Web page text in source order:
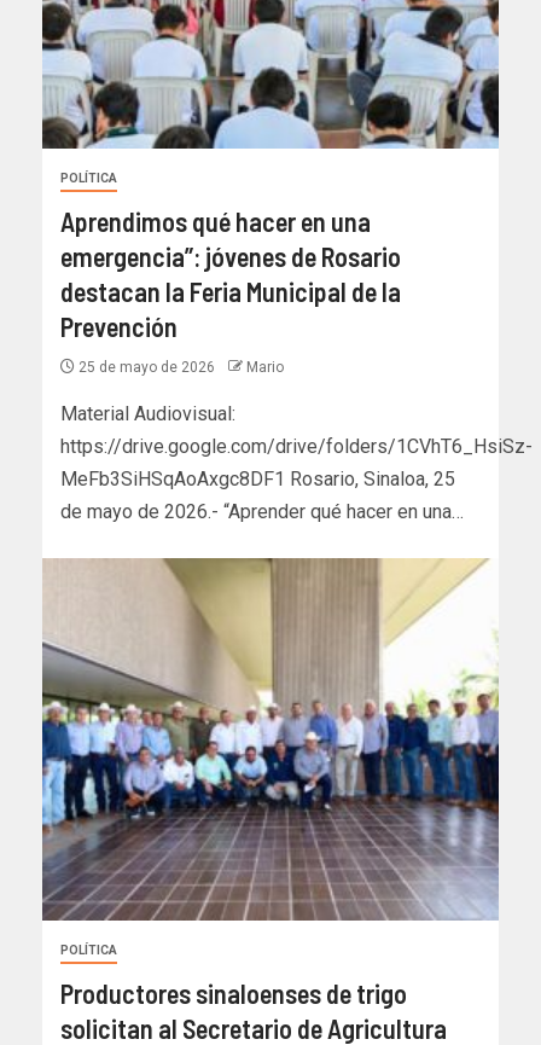
POLÍTICA
Aprendimos qué hacer en una
emergencia”: jóvenes de Rosario
destacan la Feria Municipal de la
Prevención
25 de mayo de 2026 Mario
Material Audiovisual:
https://drive.google.com/drive/folders/1CVhT6_HsiSz-
MeFb3SiHSqAoAxgc8DF1 Rosario, Sinaloa, 25
de mayo de 2026.- “Aprender qué hacer en una…
POLÍTICA
Productores sinaloenses de trigo
solicitan al Secretario de Agricultura